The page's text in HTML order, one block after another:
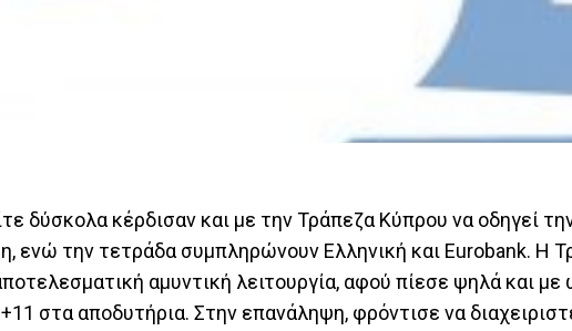
δύσκολα κέρδισαν και με την Τράπεζα Κύπρου να οδηγεί
ενώ την τετράδα συμπληρώνουν Ελληνική και Eurobank. Η
αμυντική λειτουργία, αφού πίεσε ψηλά και με
στα αποδυτήρια. Στην επανάληψη, φρόντισε να